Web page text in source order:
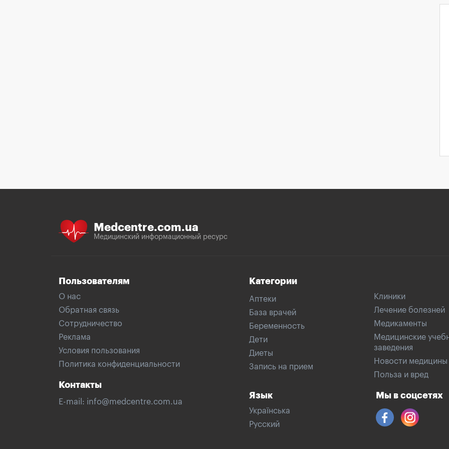
Medcentre.com.ua
Медицинский информационный ресурс
Пользователям
О нас
Обратная связь
Сотрудничество
Реклама
Условия пользования
Политика конфиденциальности
Контакты
E-mail: info@medcentre.com.ua
Категории
Аптеки
База врачей
Беременность
Дети
Диеты
Запись на прием
Клиники
Лечение болезней
Медикаменты
Медицинские
заведения
Новости медицины
Польза и вред
Язык
Українська
Русский
Мы в соцсетях